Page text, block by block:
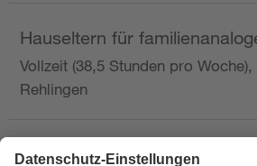
Hauseltern für
Vollzeit (38,5 Stunden pro
Rehlingen
Hauswirtschafterin / Köchin